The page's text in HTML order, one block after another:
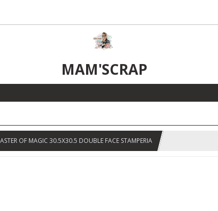
MAM'SCRAP
OF MAGIC 30.5X30.5 DOUBLE FACE STAMPERIA